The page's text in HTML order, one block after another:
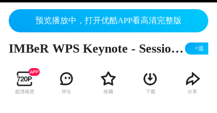
预览播放中，打开优酷APP看高清完整版
IMBeR WPS Keynote - Session 2 - Makoto Tsuchiya +追
超清画质 评论 收藏 下载 分享